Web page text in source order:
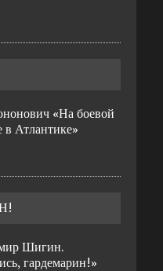
«На боевой
в Атлантике»
Шигин.
гардемарин!»